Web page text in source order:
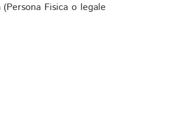
Fisica o legale